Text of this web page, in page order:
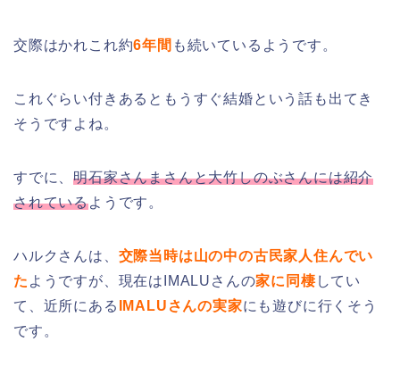
交際はかれこれ約6年間 も続いているようです。
これぐらい付きあるともうすぐ結婚という話も出てき
そうですよね。
すでに、明石家さんまさんと大竹しのぶさんには紹介
されているようです。
ハルクさんは、 交際当時は山の中の古民家人住んでい
た ようですが、現在はIMALUさんの家に同棲してい
て、近所にある IMALUさんの実家にも遊びに行くそう
です。